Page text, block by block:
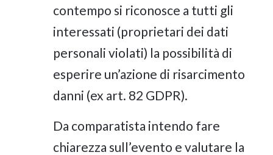
contempo si riconosce a tutti gli
interessati (proprietari dei dati
personali violati) la possibilità di
esperire un’azione di risarcimento
danni (ex art. 82 GDPR).
Da comparatista intendo fare
chiarezza sull’evento e valutare la